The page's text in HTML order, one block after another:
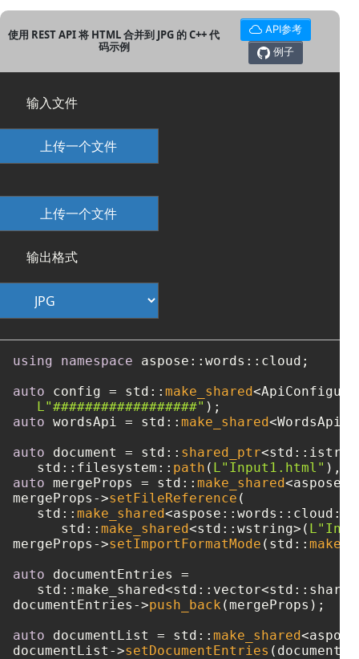
使用 REST API 将 HTML 合并到 JPG 的 C++ 代
码示例
API参考
例子
输入文件
上传一个文件
上传一个文件
输出格式
using namespace aspose::words::cloud;
auto config = std:: make_shared
L"##################"
auto wordsApi = std:: make_shared
auto document = std:: shared_ptr
   std::filesystem::
path ( L"Input1.html"
auto mergeProps = std:: make_shared
mergeProps->setFileReference (
   std::
make_shared
      std::
make_shared<std::wstring>(
mergeProps->setImportFormatMode (std::
auto documentEntries =
documentEntries->push_back (mergeProps);
auto documentList = std:: make_shared
documentList->setDocumentEntries